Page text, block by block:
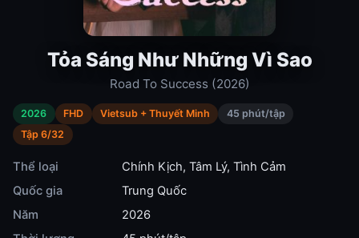
Tỏa Sáng Như Những Vì Sao
Road To Success (2026)
2026 FHD Vietsub + Thuyết Minh
45 phút/tập
Tập 6/32
Thể loại Chính Kịch, Tâm Lý, Tình Cảm
Quốc gia
Trung Quốc
Năm
2026